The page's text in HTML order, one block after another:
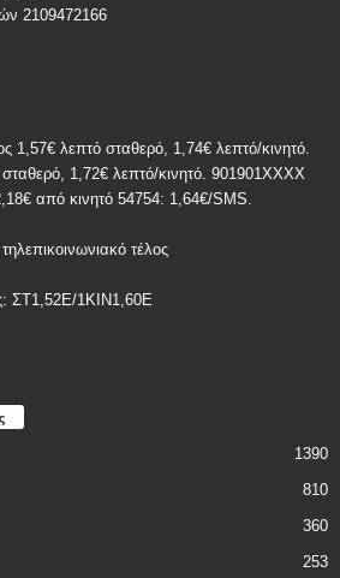
2109472166
1,57€ λεπτό σταθερό, 1,74€ λεπτό/κινητό.
1,72€ λεπτό/κινητό. 901901ΧΧΧΧ
από κινητό 54754: 1,64€/SMS.
τέλος
ΣT1,52E/1KIN1,60E
1390
810
360
253